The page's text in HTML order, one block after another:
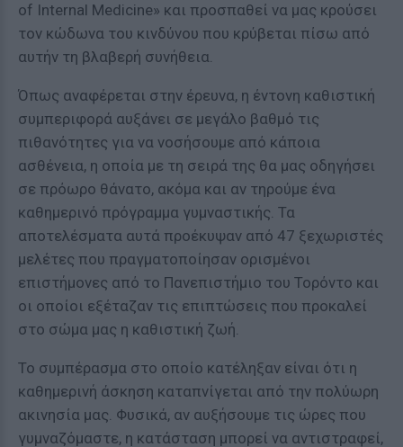
of Internal Medicine» και προσπαθεί να μας κρούσει
τον κώδωνα του κινδύνου που κρύβεται πίσω από
αυτήν τη βλαβερή συνήθεια.
Όπως αναφέρεται στην έρευνα, η έντονη καθιστική
συμπεριφορά αυξάνει σε μεγάλο βαθμό τις
πιθανότητες για να νοσήσουμε από κάποια
ασθένεια, η οποία με τη σειρά της θα μας οδηγήσει
σε πρόωρο θάνατο, ακόμα και αν τηρούμε ένα
καθημερινό πρόγραμμα γυμναστικής. Τα
αποτελέσματα αυτά προέκυψαν από 47 ξεχωριστές
μελέτες που πραγματοποίησαν ορισμένοι
επιστήμονες από το Πανεπιστήμιο του Τορόντο και
οι οποίοι εξέταζαν τις επιπτώσεις που προκαλεί
στο σώμα μας η καθιστική ζωή.
Το συμπέρασμα στο οποίο κατέληξαν είναι ότι η
καθημερινή άσκηση καταπνίγεται από την πολύωρη
ακινησία μας. Φυσικά, αν αυξήσουμε τις ώρες που
γυμναζόμαστε, η κατάσταση μπορεί να αντιστραφεί,